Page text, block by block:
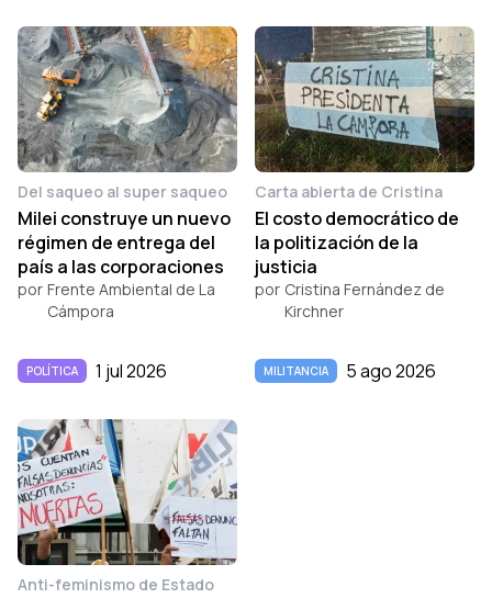
Del saqueo al super saqueo
Milei construye un nuevo
régimen de entrega del
país a las corporaciones
por Frente Ambiental de La
Cámpora
POLÍTICA 1 jul 2026
Carta abierta de Cristina
El costo democrático de
la politización de la
justicia
por Cristina Fernández de
Kirchner
MILITANCIA 5 ago 2026
Anti-feminismo de Estado